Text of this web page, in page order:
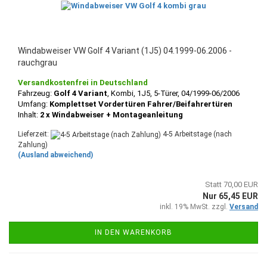
Windabweiser VW Golf 4 Variant (1J5) 04.1999-06.2006 -
rauchgrau
Versandkostenfrei in Deutschland
Fahrzeug: Golf 4 Variant, Kombi, 1J5, 5-Türer, 04/1999-06/2006
Umfang: Komplettset Vordertüren Fahrer/Beifahrertüren
Inhalt: 2 x Windabweiser + Montageanleitung
Lieferzeit:
4-5 Arbeitstage (nach
Zahlung)
(Ausland abweichend)
Statt 70,00 EUR
Nur 65,45 EUR
inkl. 19% MwSt. zzgl. Versand
IN DEN WARENKORB